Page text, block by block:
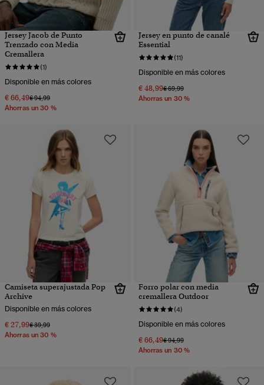
Jersey Jacob de Punto
Trenzado con Media
Cremallera
(1)
Disponible en más colores
€ 66,49Precio rebajado de
€ 94,99a
Ahorras un 30 %
Jersey en punto de canalé
Essential
(11)
Disponible en más colores
€ 48,99Precio rebajado de
€ 69,99a
Ahorras un 30 %
Camiseta superajustada Pop
Archive
Disponible en más colores
€ 27,99Precio rebajado de
€ 39,99a
Ahorras un 30 %
Forro polar con media
cremallera Outdoor
(4)
Disponible en más colores
€ 66,49Precio rebajado de
€ 94,99a
Ahorras un 30 %